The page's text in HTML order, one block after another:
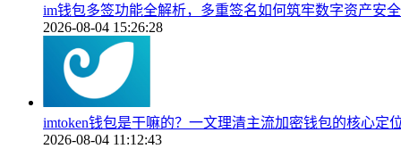
im钱包多签功能全解析，多重签名如何筑牢数字资产安
2026-08-04 15:26:28
imtoken钱包是干嘛的？一文理清主流加密钱包的核心定
2026-08-04 11:12:43